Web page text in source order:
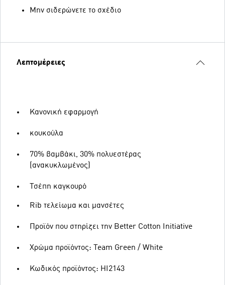
Μην σιδερώνετε το σχέδιο
Λεπτομέρειες
Κανονική εφαρμογή
κουκούλα
70% βαμβάκι, 30% πολυεστέρας
(ανακυκλωμένος)
Τσέπη καγκουρό
Rib τελείωμα και μανσέτες
Προϊόν που στηρίζει την Better Cotton Initiative
Χρώμα προϊόντος: Team Green / White
Κωδικός προϊόντος: HI2143